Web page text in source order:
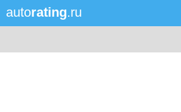
autorating.ru